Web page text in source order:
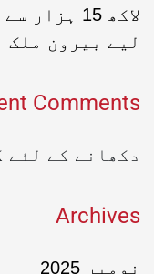
لاکھ 15
لیے بیرون ملک
Comments
دکھانے کے لئے
Archives
نومبر 2025